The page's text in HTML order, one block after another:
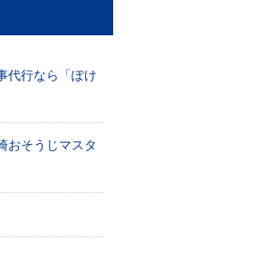
代行なら「ぽけ
そうじマスタ